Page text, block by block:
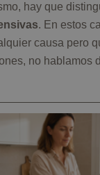
hay que
. En estos
causa pero
no hablamos